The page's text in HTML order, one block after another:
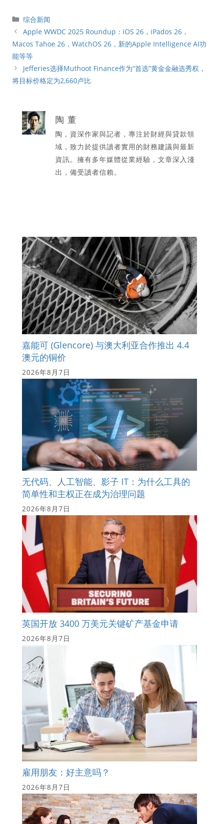
分
類
综合新闻
Apple WWDC 2025 Roundup：iOS 26，iPados 26，
Macos Tahoe 26，WatchOS 26，新的Apple Intelligence AI功
能等等
Jefferies选择Muthoot Finance作为“首选”黄金金融选秀权，
将目标价格定为2,660卢比
陶 董
陶，資深作家與記者，專注於財經與貸款領
域，致力於提供讀者實用的財務建議與最新
資訊。擁有多年媒體從業經驗，文章深入淺
出，備受讀者信賴。
嘉能可 (Glencore) 与澳大利亚合作推出 4.4
澳元的铜价
2026年8月7日
无代码、人工智能、影子 IT：为什么工具的
简单性和主权正在成为治理问题
2026年8月7日
英国开放 3400 万美元关键矿产基金申请
2026年8月7日
雇用朋友：好主意吗？
2026年8月7日